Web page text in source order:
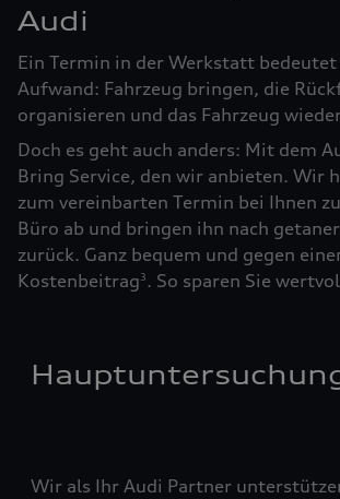
Audi
Ein Termin in der Werkstatt bedeutet
Aufwand: Fahrzeug bringen, die
organisieren und das Fahrzeug
Doch es geht auch anders: Mit dem
Bring Service, den wir anbieten. Wir
zum vereinbarten Termin bei Ihnen
Büro ab und bringen ihn nach
zurück. Ganz bequem und gegen
Kostenbeitrag3. So sparen Sie
Wir als Ihr Audi Partner